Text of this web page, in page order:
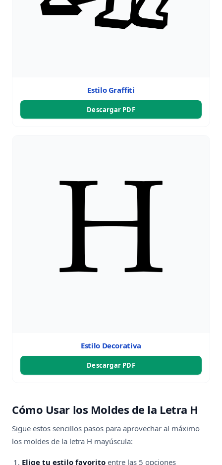
Estilo Graffiti
Descargar PDF
Estilo Decorativa
Descargar PDF
Cómo Usar los Moldes de la Letra H
Sigue estos sencillos pasos para aprovechar al máximo
los moldes de la letra H mayúscula:
Elige tu estilo favorito entre las 5 opciones